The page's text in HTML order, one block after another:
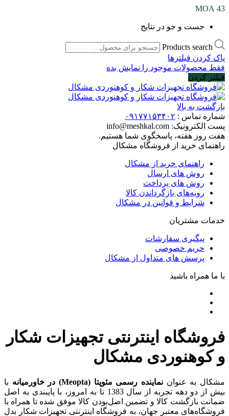
43 MOA
جست و جو در نتایج
Products search
پاک کردن فیلترها
فقط محصولات موجود را نمایش بده
فیلتر کردن
بازگشت به بالا
شماره تماس : ۰۹۱۷۷۱۵۳۴۰۲
پست الکترونیک: info@meshkal.com
هفت روز هفته، پاسخگوی شما هستیم.
راهنمای خرید از فروشگاه مشکال
راهنمای خرید از مشکال
روش های ارسال
روش های پرداخت
رویه‌های بازگرداندن کالا
شرایط و قوانین در مشکال
خدمات مشتریان
پیگیری سفارشات
حریم خصوصی
پرسش های متداول از مشکال
با ما همراه باشید
فروشگاه اینترنتی تجهیزات شکار
و کوهنوردی مشکال
مشکال به عنوان نماینده رسمی مئوپتا (Meopta) در خاورمیانه
با
بیش از دو دهه تجربه از سال 1383 تا به امروز، با پایبندی به اصل
ضمانت بازگشت کالا و تضمین اصل‌بودن کالا موفق شده تا همراه با
فروشگاه‌های معتبر جهان، به فروشگاه اینترنتی تجهیزات شکار بدل